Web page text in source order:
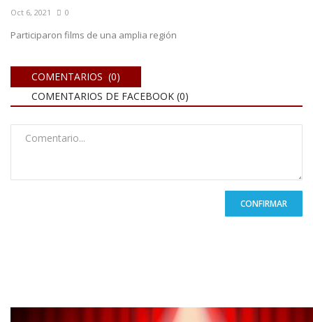
Oct 6, 2021 0
Participaron films de una amplia región
COMENTARIOS (0)
COMENTARIOS DE FACEBOOK (0)
CONFIRMAR